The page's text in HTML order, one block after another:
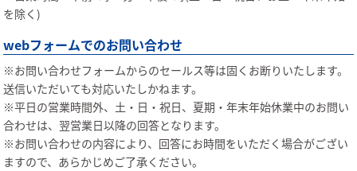
を除く)
webフォームでのお問い合わせ
※お問い合わせフォームからのセールス等は固くお断りいたします。
送信いただいても対応いたしかねます。
※平日の営業時間外、土・日・祝日、夏期・年末年始休業中のお問い
合わせは、翌営業日以降の回答となります。
※お問い合わせの内容により、回答にお時間をいただく場合がござい
ますので、あらかじめご了承ください。